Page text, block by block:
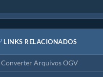
LINKS RELACIONADOS
Converter Arquivos OGV